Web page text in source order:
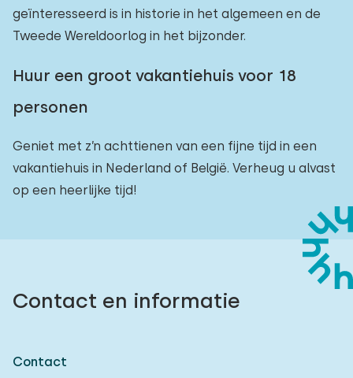
geïnteresseerd is in historie in het algemeen en de
Tweede Wereldoorlog in het bijzonder.
Huur een groot vakantiehuis voor 18
personen
Geniet met z’n achttienen van een fijne tijd in een
vakantiehuis in Nederland of België. Verheug u alvast
op een heerlijke tijd!
Contact en informatie
Contact